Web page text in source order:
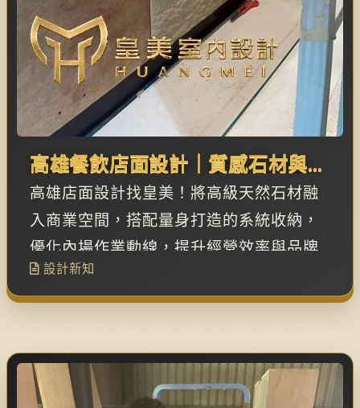
高雄餐飲店面設計｜質感石材與高
效收納櫥櫃的完美應用
高雄店面設計找皇美！將高級天然石材融
入商業空間，搭配量身打造的系統收納，
優化內場作業動線，提升經營效率與品牌
高級感。
設計新知